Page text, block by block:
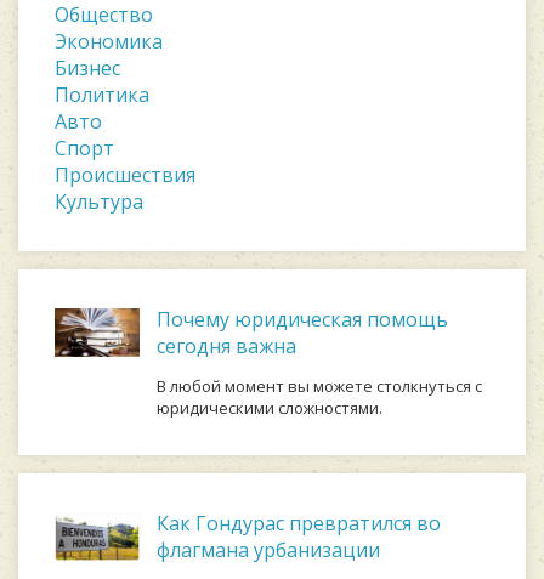
Общество
Экономика
Бизнес
Политика
Авто
Спорт
Происшествия
Культура
Почему юридическая помощь
сегодня важна
В любой момент вы можете столкнуться с
юридическими сложностями.
Как Гондурас превратился во
флагмана урбанизации